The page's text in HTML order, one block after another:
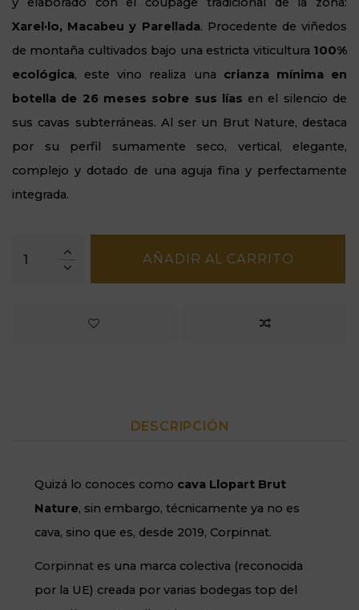
Xarel·lo, Macabeu y Parellada. Procedente de viñedos
de montaña cultivados bajo una estricta viticultura 100%
ecológica, este vino realiza una crianza mínima en
botella de 26 meses sobre sus lías en el silencio de
sus cavas subterráneas. Al ser un Brut Nature, destaca
por su perfil sumamente seco, vertical, elegante,
complejo y dotado de una aguja fina y perfectamente
integrada.
AÑADIR AL CARRITO
DESCRIPCIÓN
Quizá lo conoces como cava Llopart Brut
Nature, sin embargo, técnicamente ya no es
cava, sino que es, desde 2019, Corpinnat.
Corpinnat es una marca colectiva (reconocida
por la UE) creada por varias bodegas top del